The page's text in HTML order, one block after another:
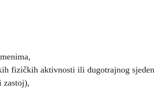
fizičkih aktivnosti ili dugotrajnog